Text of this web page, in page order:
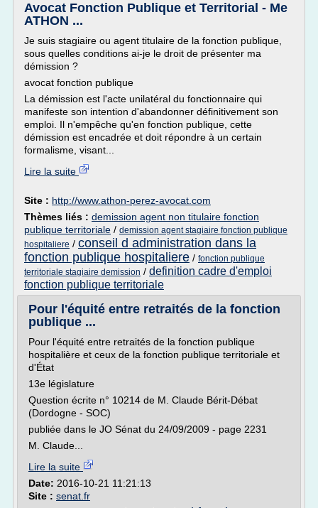
Avocat Fonction Publique et Territorial - Me
ATHON ...
Je suis stagiaire ou agent titulaire de la fonction publique,
sous quelles conditions ai-je le droit de présenter ma
démission ?
avocat fonction publique
La démission est l'acte unilatéral du fonctionnaire qui
manifeste son intention d'abandonner définitivement son
emploi. Il n'empêche qu'en fonction publique, cette
démission est encadrée et doit répondre à un certain
formalisme, visant...
Lire la suite
Site : http://www.athon-perez-avocat.com
Thèmes liés : demission agent non titulaire fonction
publique territoriale / demission agent stagiaire fonction publique
hospitaliere / conseil d administration dans la
fonction publique hospitaliere / fonction publique
territoriale stagiaire demission / definition cadre d'emploi
fonction publique territoriale
Pour l'équité entre retraités de la fonction
publique ...
Pour l'équité entre retraités de la fonction publique
hospitalière et ceux de la fonction publique territoriale et
d'État
13e législature
Question écrite n° 10214 de M. Claude Bérit-Débat
(Dordogne - SOC)
publiée dans le JO Sénat du 24/09/2009 - page 2231
M. Claude...
Lire la suite
Date: 2016-10-21 11:21:13
Site : senat.fr